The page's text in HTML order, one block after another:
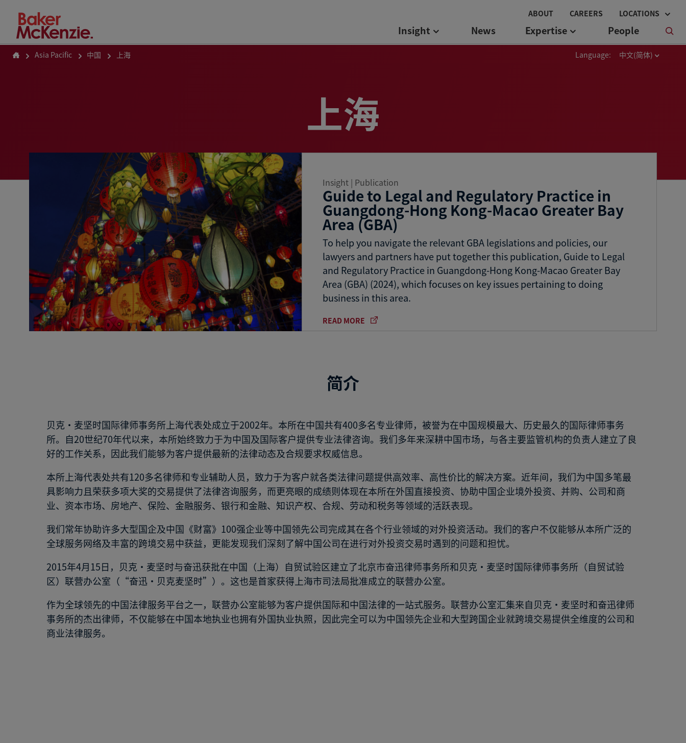
How Can We Help?
ABOUT CAREERS LOCATIONS
Insight News Expertise People
Asia Pacific 中国 上海 Language: 中文(简体)
上海
Insight | Publication
Guide to Legal and Regulatory Practice in
Guangdong-Hong Kong-Macao Greater Bay
Area (GBA)
To help you navigate the relevant GBA legislations and policies, our
lawyers and partners have put together this publication, Guide to Legal
and Regulatory Practice in Guangdong-Hong Kong-Macao Greater Bay
Area (GBA) (2024), which focuses on key issues pertaining to doing
business in this area.
READ MORE
简介
贝克·麦坚时国际律师事务所上海代表处成立于2002年。本所在中国共有400多名专业律师，被誉为在中国规模最大、历史最久的国际律师事务
所。自20世纪70年代以来，本所始终致力于为中国及国际客户提供专业法律咨询。我们多年来深耕中国市场，与各主要监管机构的负责人建立了良
好的工作关系，因此我们能够为客户提供最新的法律动态及合规要求权威信息。
本所上海代表处共有120多名律师和专业辅助人员，致力于为客户就各类法律问题提供高效率、高性价比的解决方案。近年间，我们为中国多笔最
具影响力且荣获多项大奖的交易提供了法律咨询服务，而更亮眼的成绩则体现在本所在外国直接投资、协助中国企业境外投资、并购、公司和商
业、资本市场、房地产、保险、金融服务、银行和金融、知识产权、合规、劳动和税务等领域的活跃表现。
我们常年协助许多大型国企及中国《财富》100强企业等中国领先公司完成其在各个行业领域的对外投资活动。我们的客户不仅能够从本所广泛的
全球服务网络及丰富的跨境交易中获益，更能发现我们深刻了解中国公司在进行对外投资交易时遇到的问题和担忧。
2015年4月15日，贝克·麦坚时与奋迅获批在中国（上海）自贸试验区建立了北京市奋迅律师事务所和贝克·麦坚时国际律师事务所（自贸试验
区）联营办公室（“奋迅·贝克麦坚时”）。这也是首家获得上海市司法局批准成立的联营办公室。
作为全球领先的中国法律服务平台之一，联营办公室能够为客户提供国际和中国法律的一站式服务。联营办公室汇集来自贝克·麦坚时和奋迅律师
事务所的杰出律师，不仅能够在中国本地执业也拥有外国执业执照，因此完全可以为中国领先企业和大型跨国企业就跨境交易提供全维度的公司和
商业法律服务。